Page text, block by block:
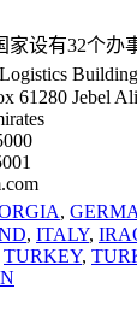
家设有32个办
61280 Jebel
,
, ITALY,
TURKEY,